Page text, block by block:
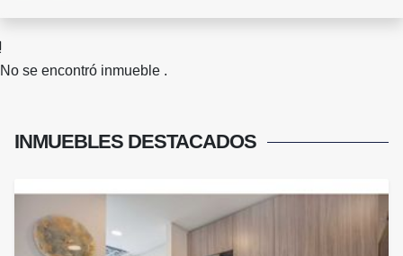
No se encontró inmueble .
INMUEBLES DESTACADOS